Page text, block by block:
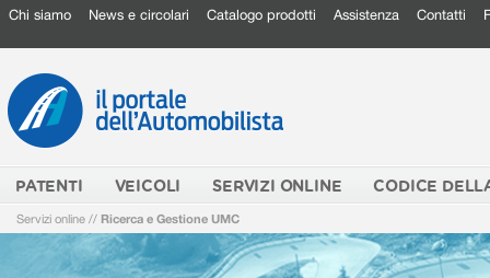
Chi siamo News e circolari Catalogo prodotti Assistenza Contatti
PATENTI VEICOLI SERVIZI ONLINE CODICE
Servizi online // Ricerca e Gestione UMC